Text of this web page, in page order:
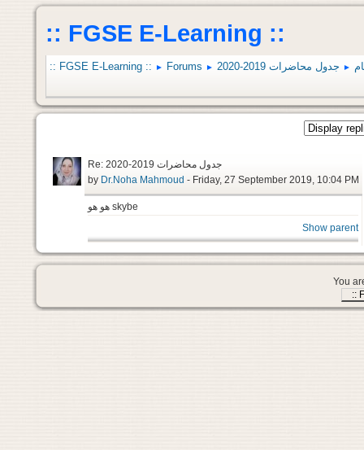
:: FGSE E-Learning ::
:: FGSE E-Learning :: ► Forums ► ► جدول محاضرات 2019-2020
Re: جدول محاضرات 2019-2020
by Dr.Noha Mahmoud - Friday, 27 September 2019, 10:04 PM
هو هو skybe
Show parent
You
::